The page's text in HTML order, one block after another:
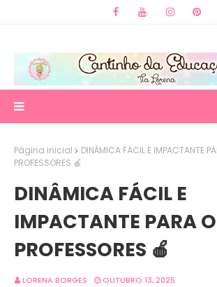
Página inicial
DINÂMICA FÁCIL E IMPACTANTE
PROFESSORES 🍎
DINÂMICA FÁCIL E
IMPACTANTE PARA
PROFESSORES 🍎
LORENA BORGES OUTUBRO 13, 2025